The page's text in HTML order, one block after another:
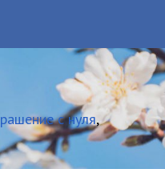
с нуля,